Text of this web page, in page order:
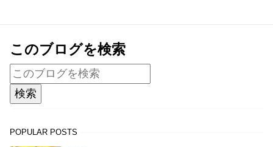
このブログを検索
POPULAR POSTS